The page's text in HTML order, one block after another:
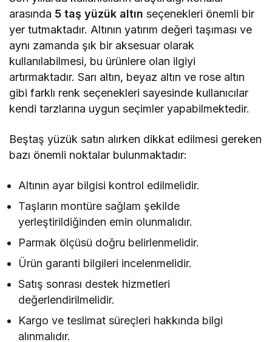
arasında 5 taş yüzük altın seçenekleri önemli bir
yer tutmaktadır. Altının yatırım değeri taşıması ve
aynı zamanda şık bir aksesuar olarak
kullanılabilmesi, bu ürünlere olan ilgiyi
artırmaktadır. Sarı altın, beyaz altın ve rose altın
gibi farklı renk seçenekleri sayesinde kullanıcılar
kendi tarzlarına uygun seçimler yapabilmektedir.
Beştaş yüzük satın alırken dikkat edilmesi gereken
bazı önemli noktalar bulunmaktadır:
Altının ayar bilgisi kontrol edilmelidir.
Taşların montüre sağlam şekilde
yerleştirildiğinden emin olunmalıdır.
Parmak ölçüsü doğru belirlenmelidir.
Ürün garanti bilgileri incelenmelidir.
Satış sonrası destek hizmetleri
değerlendirilmelidir.
Kargo ve teslimat süreçleri hakkında bilgi
alınmalıdır.